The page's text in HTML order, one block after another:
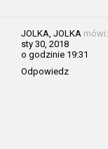
JOLKA, JOLKA mówi:
sty 30, 2018
o godzinie 19:31
Odpowiedz